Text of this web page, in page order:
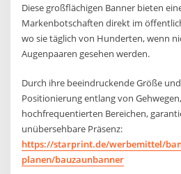
Diese großflächigen Banner bieten
Markenbotschaften direkt im
wo sie täglich von Hunderten, wenn
Augenpaaren gesehen werden.
Durch ihre beeindruckende Größe
Positionierung entlang von
hochfrequentierten Bereichen,
unübersehbare Präsenz:
https://starprint.de/werbemittel/
planen/bauzaunbanner